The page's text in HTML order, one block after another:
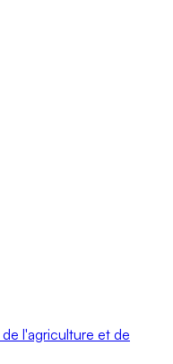
l'agriculture et de